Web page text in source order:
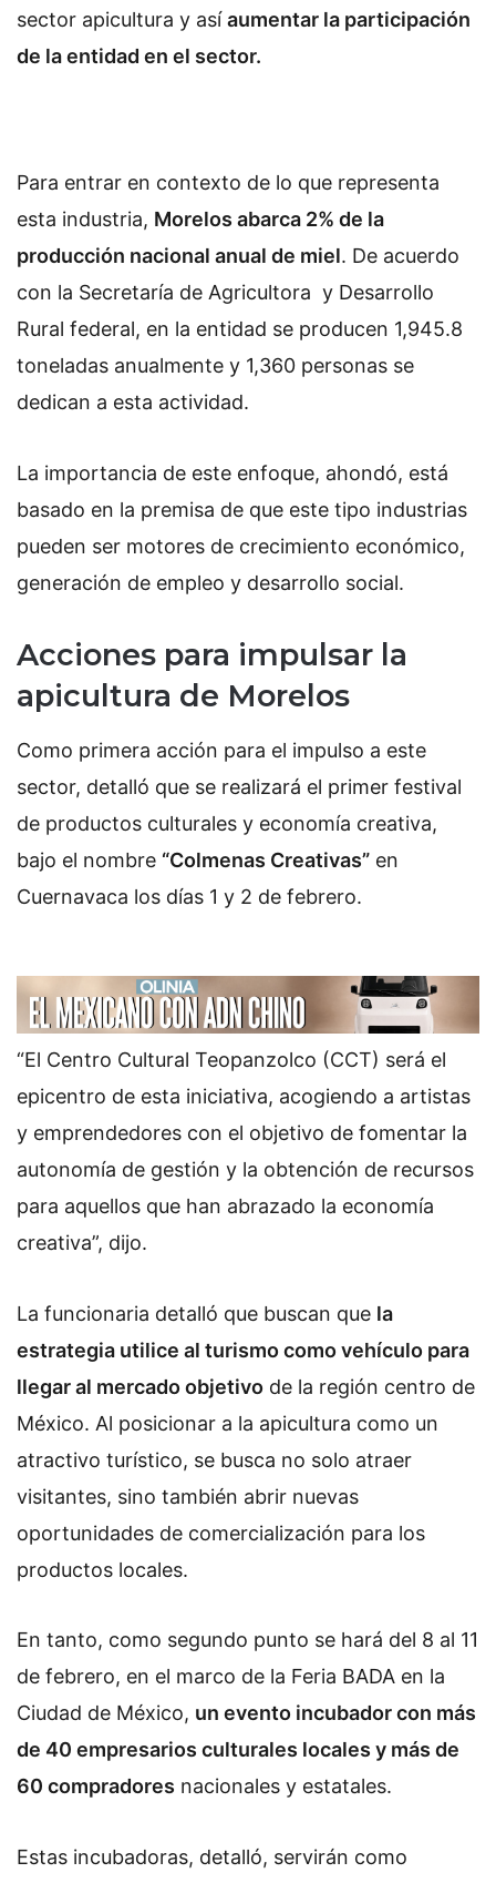
sector apicultura y asíaumentar la participación
de la entidad en el sector.
Para entrar en contexto de lo que representa
esta industria, Morelos abarca 2% de la
producción nacional anual de miel. De acuerdo
con la Secretaría de Agricultora y Desarrollo
Rural federal, en la entidad se producen 1,945.8
toneladas anualmente y 1,360 personas se
dedican a esta actividad.
La importancia de este enfoque, ahondó, está
basado en la premisa de que este tipo industrias
pueden ser motores de crecimiento económico,
generación de empleo y desarrollo social.
Acciones para impulsar la
apicultura de Morelos
Como primera acción para el impulso a este
sector, detalló que se realizará el primer festival
de productos culturales y economía creativa,
bajo el nombre “Colmenas Creativas” en
Cuernavaca los días 1 y 2 de febrero.
“El Centro Cultural Teopanzolco (CCT) será el
epicentro de esta iniciativa, acogiendo a artistas
y emprendedores con el objetivo de fomentar la
autonomía de gestión y la obtención de recursos
para aquellos que han abrazado la economía
creativa”, dijo.
La funcionaria detalló que buscan que la
estrategia utilice al turismo como vehículo para
llegar al mercado objetivo de la región centro de
México. Al posicionar a la apicultura como un
atractivo turístico, se busca no solo atraer
visitantes, sino también abrir nuevas
oportunidades de comercialización para los
productos locales.
En tanto, como segundo punto se hará del 8 al 11
de febrero, en el marco de la Feria BADA en la
Ciudad de México, un evento incubador con más
de 40 empresarios culturales locales y más de
60 compradores nacionales y estatales.
Estas incubadoras, detalló, servirán como